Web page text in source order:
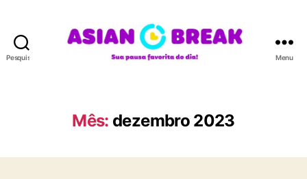
Pesquisar
A
N
R
Menu
Mês: dezembro 2023